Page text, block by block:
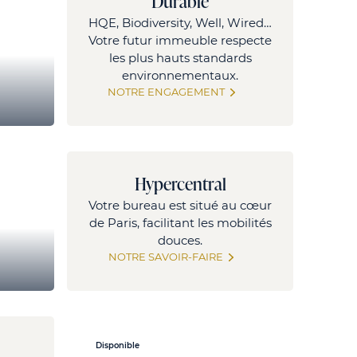
HQE, Biodiversity, Well, Wired…
Votre futur immeuble respecte
les plus hauts standards
environnementaux.
NOTRE ENGAGEMENT
Hypercentral
Votre bureau est situé au cœur
de Paris, facilitant les mobilités
douces.
NOTRE SAVOIR-FAIRE
Disponible